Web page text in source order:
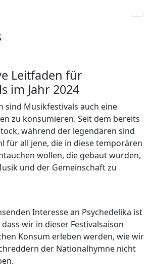
Leitfaden für
im Jahr 2024
sind Musikfestivals auch eine
zu konsumieren. Seit dem bereits
während der legendären sind
für all jene, die in diese temporären
wollen, die gebaut wurden,
und der Gemeinschaft zu
Interesse an Psychedelika ist
wir in dieser Festivalsaison
Konsum erleben werden, wie wir
der Nationalhymne nicht